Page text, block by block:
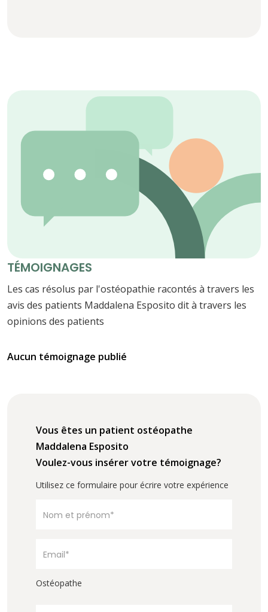
TÉMOIGNAGES
Les cas résolus par l'ostéopathie racontés à travers les
avis des patients Maddalena Esposito dit à travers les
opinions des patients
Aucun témoignage publié
Vous êtes un patient ostéopathe
Maddalena Esposito
Voulez-vous insérer votre témoignage?
Utilisez ce formulaire pour écrire votre expérience
Ostéopathe